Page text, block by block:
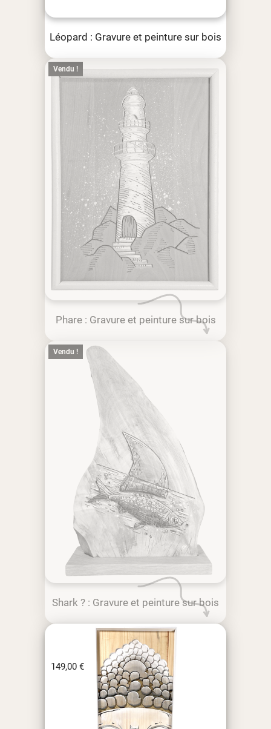
Léopard : Gravure et peinture sur bois
Vendu !
Phare : Gravure et peinture sur bois
Vendu !
Shark ? : Gravure et peinture sur bois
149,00 €